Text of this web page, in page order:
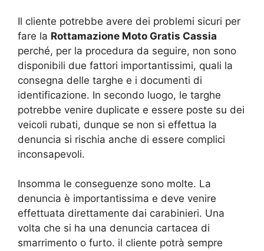
Il cliente potrebbe avere dei problemi sicuri per
fare la Rottamazione Moto Gratis Cassia
perché, per la procedura da seguire, non sono
disponibili due fattori importantissimi, quali la
consegna delle targhe e i documenti di
identificazione. In secondo luogo, le targhe
potrebbe venire duplicate e essere poste su dei
veicoli rubati, dunque se non si effettua la
denuncia si rischia anche di essere complici
inconsapevoli.
Insomma le conseguenze sono molte. La
denuncia è importantissima e deve venire
effettuata direttamente dai carabinieri. Una
volta che si ha una denuncia cartacea di
smarrimento o furto. il cliente potrà sempre